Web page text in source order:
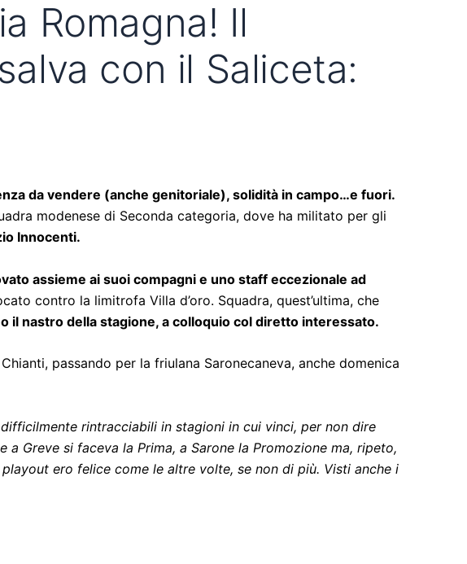
Romagna! Il
con il Saliceta:
da vendere (anche genitoriale), solidità in campo…e fuori.
modenese di Seconda categoria, dove ha militato per gli
Innocenti.
assieme ai suoi compagni e uno staff eccezionale ad
contro la limitrofa Villa d’oro. Squadra, quest’ultima, che
il nastro della stagione, a colloquio col diretto interessato.
passando per la friulana Saronecaneva, anche domenica
rintracciabili in stagioni in cui vinci, per non dire
Greve si faceva la Prima, a Sarone la Promozione ma, ripeto,
ero felice come le altre volte, se non di più. Visti anche i